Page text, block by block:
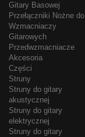
Gitary Basowej
Przełączniki Nożne do
Wzmacniaczy
Gitarowych
Przedwzmacniacze
Akcesoria
Części
Struny
Struny do gitary
akustycznej
Struny do gitary
elektrycznej
Struny do gitary